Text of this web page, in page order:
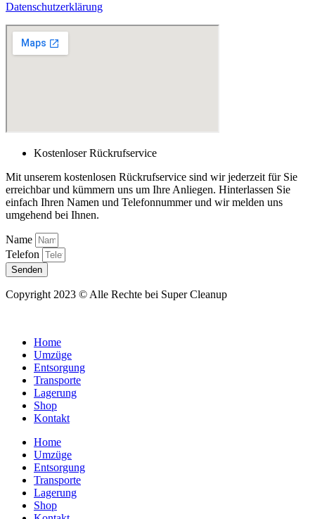
Datenschutzerklärung
Kostenloser Rückrufservice
Mit unserem kostenlosen Rückrufservice sind wir jederzeit für Sie
erreichbar und kümmern uns um Ihre Anliegen. Hinterlassen Sie
einfach Ihren Namen und Telefonnummer und wir melden uns
umgehend bei Ihnen.
Name
Telefon
Senden
Copyright 2023 © Alle Rechte bei Super Cleanup
Home
Umzüge
Entsorgung
Transporte
Lagerung
Shop
Kontakt
Home
Umzüge
Entsorgung
Transporte
Lagerung
Shop